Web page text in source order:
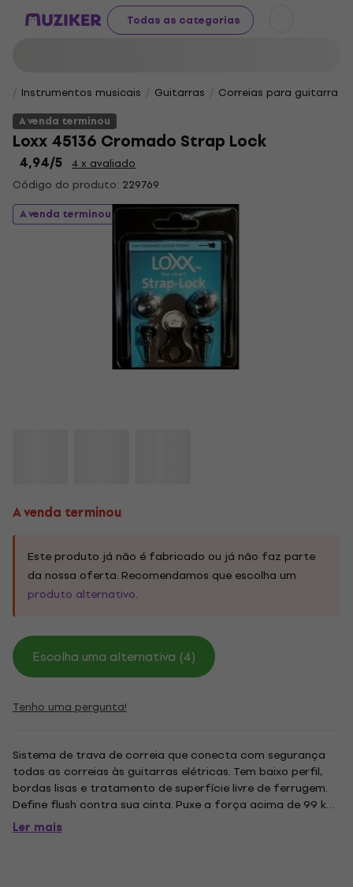
Todas as categorias
Instrumentos musicais Guitarras Correias para guitarra
A venda terminou
Loxx 45136 Cromado Strap Lock
4,94/5 4 x avaliado
Código do produto: 229769
A venda terminou
A venda terminou
Este produto já não é fabricado ou já não faz parte
da nossa oferta. Recomendamos que escolha um
produto alternativo.
Escolha uma alternativa (4)
Tenho uma pergunta!
Sistema de trava de correia que conecta com segurança
todas as correias às guitarras elétricas. Tem baixo perfil,
bordas lisas e tratamento de superfície livre de ferrugem.
Define flush contra sua cinta. Puxe a força acima de 99 kg.
Abrange uma ampla gama de tamanhos e espessuras de
alça. Fácil instalação Incluído: duas partes superiores, dois...
Ler mais